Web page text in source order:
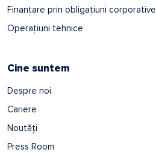
Finanțare prin obligațiuni corporative
Operațiuni tehnice
Cine suntem
Despre noi
Cariere
Noutăți
Press Room